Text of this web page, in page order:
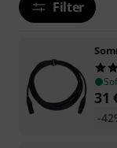
Filter
31
-